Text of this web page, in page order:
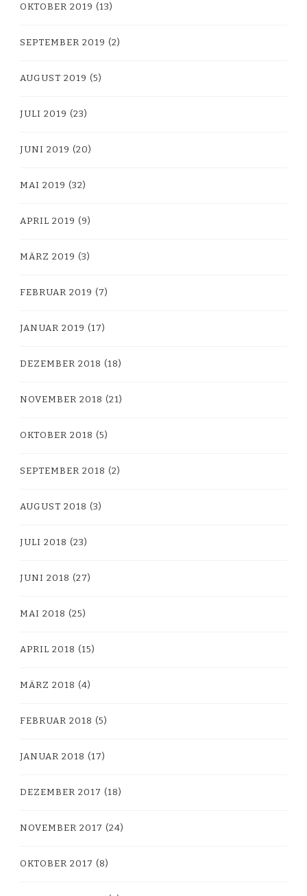
OKTOBER 2019 (13)
SEPTEMBER 2019 (2)
AUGUST 2019 (5)
JULI 2019 (23)
JUNI 2019 (20)
MAI 2019 (32)
APRIL 2019 (9)
MÄRZ 2019 (3)
FEBRUAR 2019 (7)
JANUAR 2019 (17)
DEZEMBER 2018 (18)
NOVEMBER 2018 (21)
OKTOBER 2018 (5)
SEPTEMBER 2018 (2)
AUGUST 2018 (3)
JULI 2018 (23)
JUNI 2018 (27)
MAI 2018 (25)
APRIL 2018 (15)
MÄRZ 2018 (4)
FEBRUAR 2018 (5)
JANUAR 2018 (17)
DEZEMBER 2017 (18)
NOVEMBER 2017 (24)
OKTOBER 2017 (8)